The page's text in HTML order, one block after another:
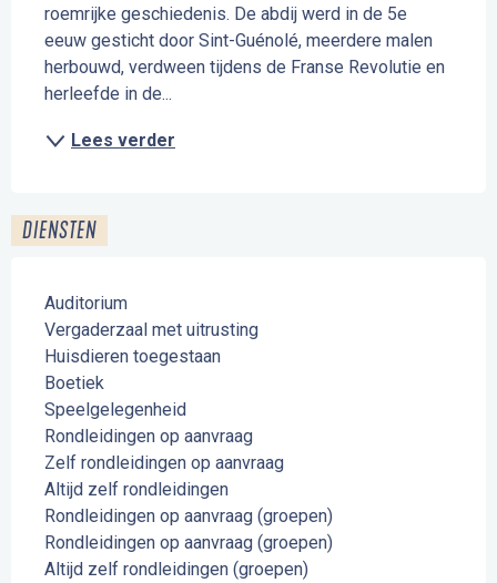
roemrijke geschiedenis. De abdij werd in de 5e
eeuw gesticht door Sint-Guénolé, meerdere malen
herbouwd, verdween tijdens de Franse Revolutie en
herleefde in de...
Lees verder
DIENSTEN
Auditorium
Vergaderzaal met uitrusting
Huisdieren toegestaan
Boetiek
Speelgelegenheid
Rondleidingen op aanvraag
Zelf rondleidingen op aanvraag
Altijd zelf rondleidingen
Rondleidingen op aanvraag (groepen)
Rondleidingen op aanvraag (groepen)
Altijd zelf rondleidingen (groepen)